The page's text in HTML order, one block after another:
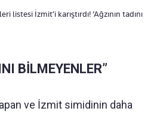
listesi İzmit’i karıştırdı! ‘Ağzının tadını
BİLMEYENLER”
ve İzmit simidinin daha